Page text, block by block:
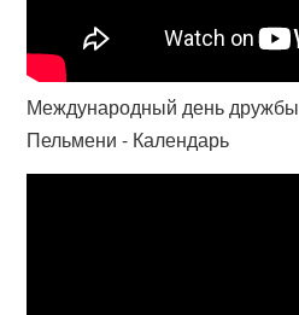
Международный день
Пельмени - Календарь